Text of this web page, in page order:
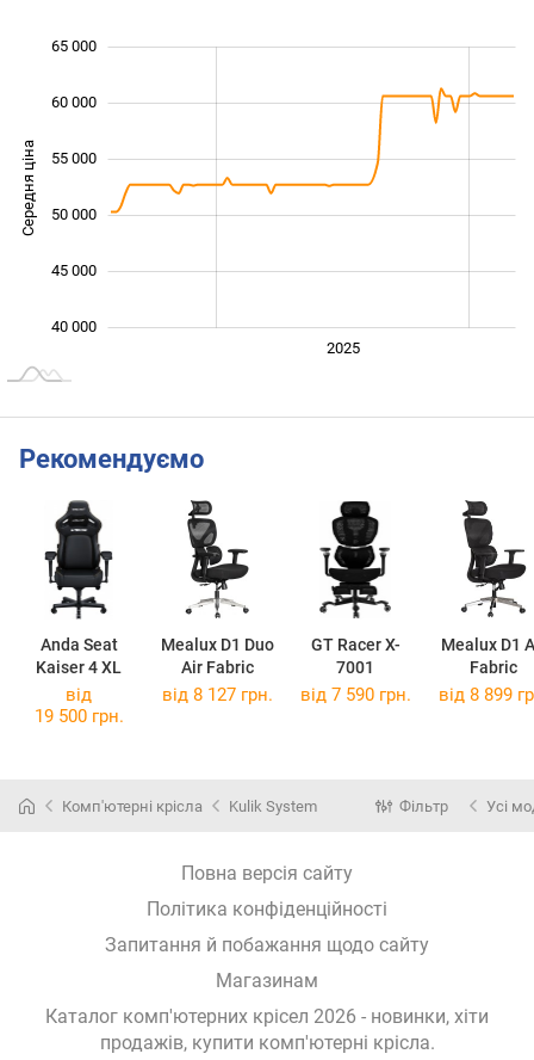
Середня ціна
40 000
45 000
50 000
55 000
60 000
65 000
2025
Рекомендуємо
Anda Seat
Kaiser 4 XL
Mealux D1 Duo
Air Fabric
GT Racer X-
7001
Mealux D1
Fabric
від
19 500 грн.
від 8 127 грн. від 7 590 грн. від 8 899
Комп'ютерні крісла Kulik System Фільтр Усі
Повна версія сайту
Політика конфіденційності
Запитання й побажання щодо сайту
Магазинам
Каталог комп'ютерних крісел 2026 - новинки, хіти
продажів, купити комп'ютерні крісла.